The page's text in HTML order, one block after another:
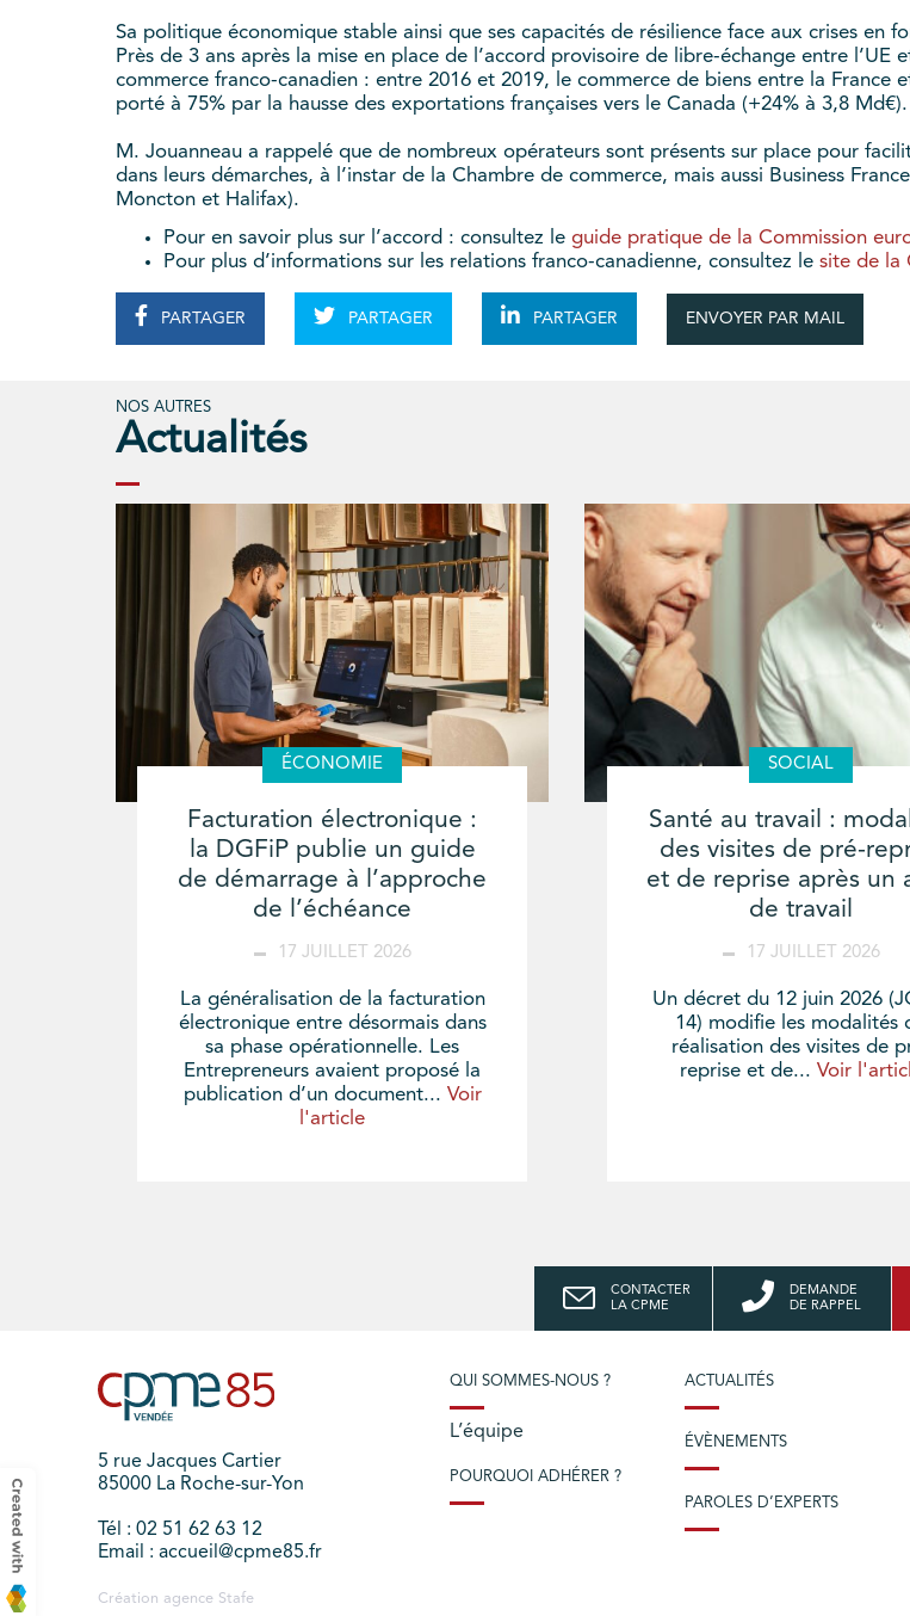
Sa politique économique stable ainsi que ses capacités de résilience face aux crises en
Près de 3 ans après la mise en place de l’accord provisoire de libre-échange entre
commerce franco-canadien : entre 2016 et 2019, le commerce de biens entre la France
porté à 75% par la hausse des exportations françaises vers le Canada (+24% à 3,8 Md€).
M. Jouanneau a rappelé que de nombreux opérateurs sont présents sur place pour
dans leurs démarches, à l’instar de la Chambre de commerce, mais aussi Business
Moncton et Halifax).
Pour en savoir plus sur l’accord : consultez le guide pratique de la Commission
Pour plus d’informations sur les relations franco-canadienne, consultez le site de la
PARTAGER PARTAGER PARTAGER ENVOYER PAR MAIL
NOS AUTRES
Actualités
ÉCONOMIE
Facturation électronique :
la DGFiP publie un guide
de démarrage à l’approche
de l’échéance
17 JUILLET 2026
La généralisation de la facturation
électronique entre désormais dans
sa phase opérationnelle. Les
Entrepreneurs avaient proposé la
publication d’un document... Voir
l'article
SOCIAL
Santé au travail :
des visites de pré-
et de reprise après un
de travail
17 JUILLET 2026
Un décret du 12 juin 2026
14) modifie les modalités
réalisation des visites de
reprise et de... Voir
CONTACTER
LA CPME
DEMANDE
DE RAPPEL
5 rue Jacques Cartier
85000 La Roche-sur-Yon
Tél : 02 51 62 63 12
Email : accueil@cpme85.fr
Création agence Stafe
QUI SOMMES-NOUS ?
L’équipe
POURQUOI ADHÉRER ?
ACTUALITÉS
ÉVÈNEMENTS
PAROLES D’EXPERTS